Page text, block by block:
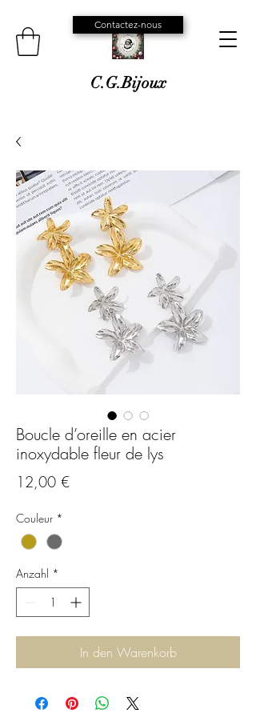
C.G.Bijoux
Contactez-nous
Boucle d’oreille en acier
inoxydable fleur de lys
12,00 €
Couleur *
Anzahl *
In den Warenkorb